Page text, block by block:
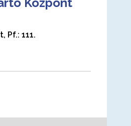
Pf.: 111.